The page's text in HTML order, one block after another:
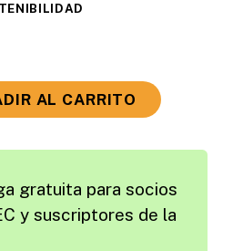
AL CARRITO
gratuita para socios
y suscriptores de la